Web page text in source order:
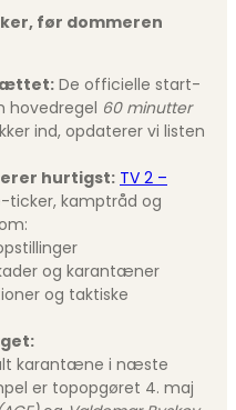
før dommeren
De officielle start-
hovedregel 60 minutter
ind, opdaterer vi listen
hurtigst: TV 2 –
ticker, kamptråd og
og karantæner
og taktiske
karantæne i næste
er topopgøret 4. maj